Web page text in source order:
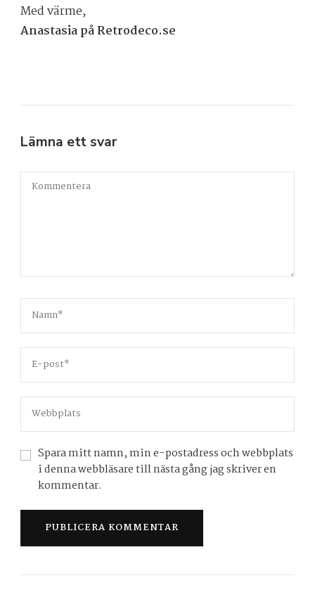
Med värme,
Anastasia på Retrodeco.se
Lämna ett svar
Spara mitt namn, min e-postadress och webbplats
i denna webbläsare till nästa gång jag skriver en
kommentar.